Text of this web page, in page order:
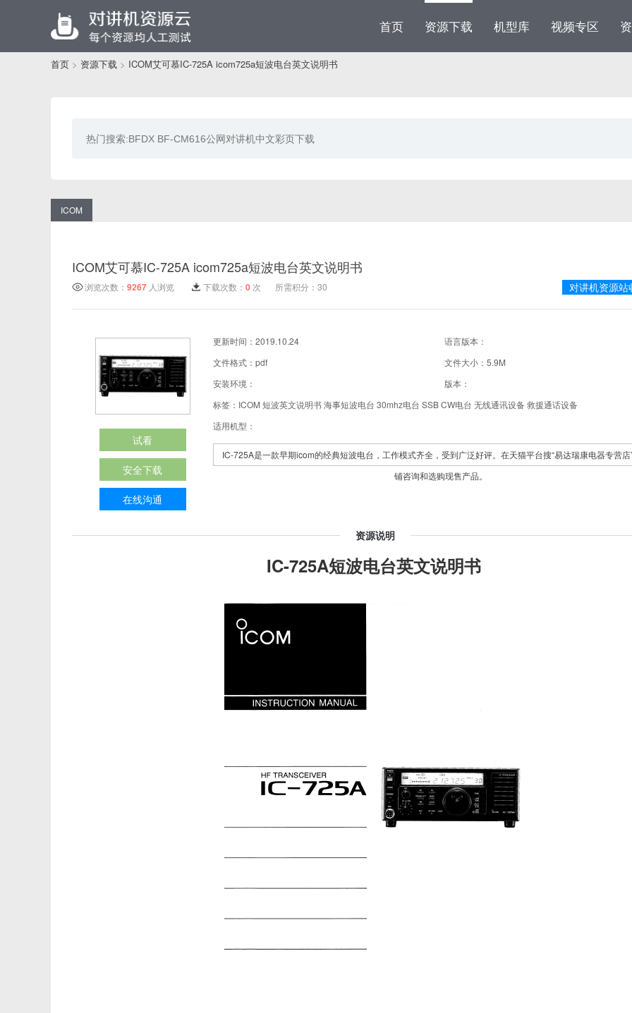
首页 资源下载 机型库 视频专区
首页 > 资源下载 > ICOM艾可慕IC-725A icom725a短波电台英文说明书
ICOM
ICOM艾可慕IC-725A icom725a短波电台英文说明书
浏览次数： 9267 人浏览 下载次数： 0 次 所需积分：30 对讲机资源站
试看
安全下载
在线沟通
更新时间：2019.10.24
语言版本：
文件格式：pdf
文件大小：5.9M
安装环境：
版本：
标签：ICOM 短波英文说明书 海事短波电台 30mhz电台 SSB CW电台 无线通讯设备 救援通话设备
适用机型：
IC-725A是一款早期icom的经典短波电台，工作模式齐全，受到广泛好评。在天猫平台搜“易达瑞康电器专营店
铺咨询和选购现售产品。
资源说明
IC-725A短波电台英文说明书